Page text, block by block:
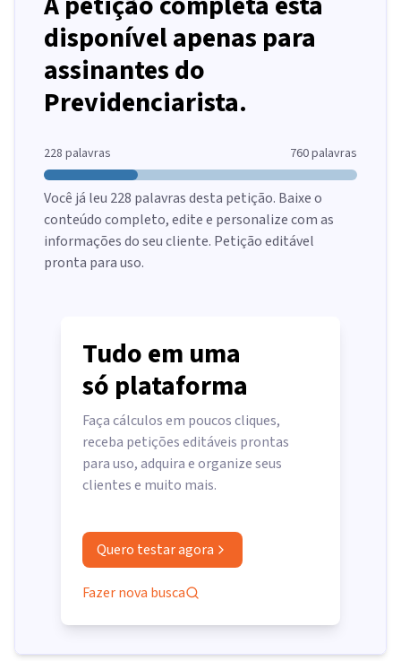
disponível apenas para
assinantes do
Previdenciarista.
228 palavras 760palavras
Você já leu 228 palavras desta petição. Baixe o
conteúdo completo, edite e personalize com as
informações do seu cliente. Petição editável
pronta para uso.
Tudo em uma
só plataforma
Faça cálculos em poucos cliques,
receba petições editáveis prontas
para uso, adquira e organize seus
clientes e muito mais.
Quero testar agora
Fazer nova busca